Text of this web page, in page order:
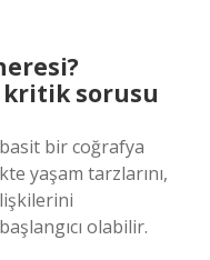
kritik sorusu
bir coğrafya
yaşam tarzlarını,
olabilir.